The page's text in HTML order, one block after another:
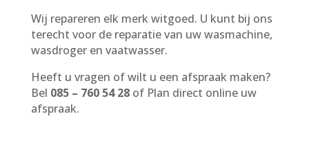
Wij repareren elk merk witgoed. U kunt bij ons
terecht voor de reparatie van uw wasmachine,
wasdroger en vaatwasser.
Heeft u vragen of wilt u een afspraak maken?
Bel 085 – 760 54 28of Plan direct online uw
afspraak.